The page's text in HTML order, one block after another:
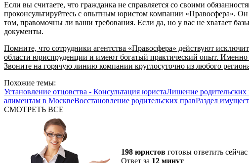
Если вы считаете, что гражданка не справляется со своими
проконсультируйтесь с опытным юристом компании «Правосфера». Он
том, правомочны ли ваши требования. Если да, но у вас не хватает
документы.
Помните, что сотрудники агентства «Правосфера» действуют
области юриспруденции и имеют богатый практический опыт. Именно
Звоните на горячую линию компании круглосуточно из любого
Похожие темы:
Установление отцовства - Консультация юристаЛишение родительских
алиментам в МосквеВосстановление родительских правРаздел
СМОТРЕТЬ ВСЕ
198 юристов готовы ответить сейчас
Ответ за 12 минут